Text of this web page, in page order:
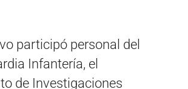
participó personal del
Infantería, el
de Investigaciones